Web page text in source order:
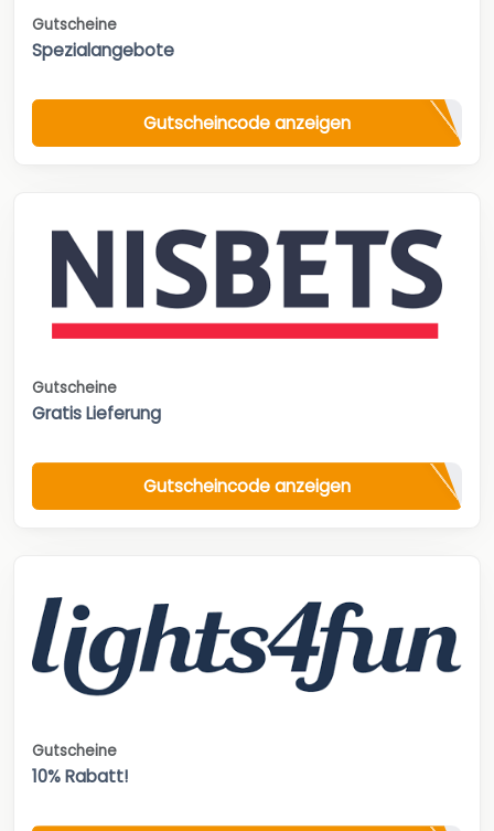
Gutscheine
Spezialangebote
Gutscheincode anzeigen
Gutscheine
Gratis Lieferung
Gutscheincode anzeigen
Gutscheine
10% Rabatt!